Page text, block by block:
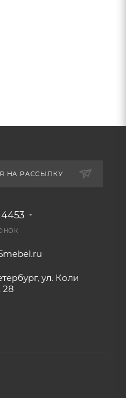
НА РАССЫЛКУ
4453
ул. Коли
28